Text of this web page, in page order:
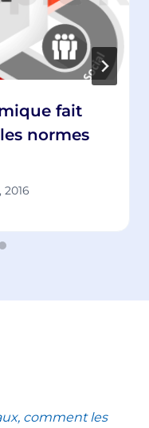
fait
normes
2016
comment les